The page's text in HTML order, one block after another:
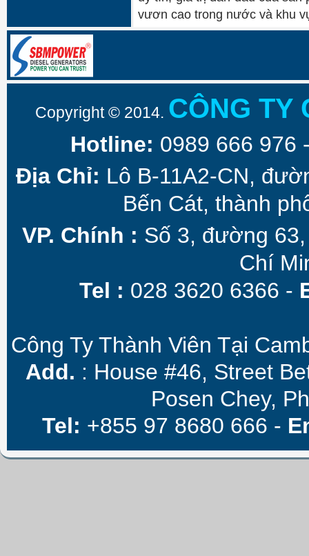
vươn cao trong nước và khu
Copyright © 2014. CÔNG TY
Hotline: 0989 666 976
Địa Chỉ: Lô B-11A2-CN,
Bến Cát, thành
VP. Chính : Số 3, đường
Chí
Tel : 028 3620 6366 -
Công Ty Thành Viên Tại
Add. : House #46, Street
Posen Chey,
Tel: +855 97 8680 666 -